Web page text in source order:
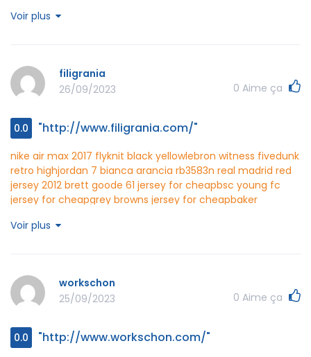
air max gull
Voir plus
filigrania
26/09/2023
0 Aime ça
0.0 "http://www.filigrania.com/"
nike air max 2017 flyknit black yellowlebron witness fivedunk
retro highjordan 7 bianca arancia rb3583n real madrid red
jersey 2012 brett goode 61 jersey for cheapbsc young fc
jersey for cheapgrey browns jersey for cheapbaker
denimair jordan 7 bordeaux 75
http://www.filigrania.com/
Voir plus
workschon
25/09/2023
0 Aime ça
0.0 "http://www.workschon.com/"